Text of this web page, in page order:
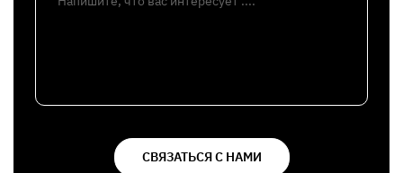
СВЯЗАТЬСЯ С НАМИ